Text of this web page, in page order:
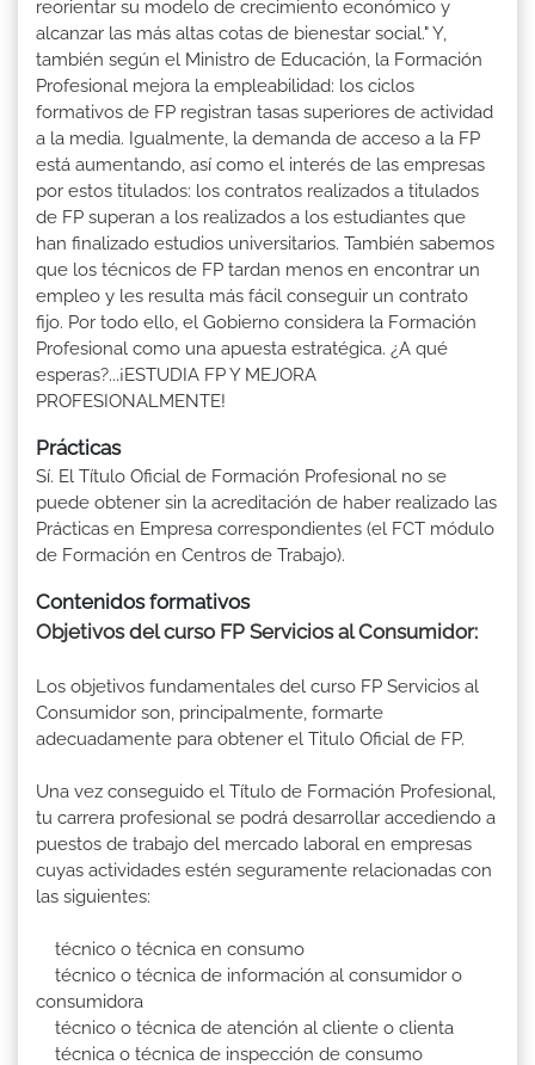
reorientar su modelo de crecimiento económico y
alcanzar las más altas cotas de bienestar social." Y,
también según el Ministro de Educación, la Formación
Profesional mejora la empleabilidad: los ciclos
formativos de FP registran tasas superiores de actividad
a la media. Igualmente, la demanda de acceso a la FP
está aumentando, así como el interés de las empresas
por estos titulados: los contratos realizados a titulados
de FP superan a los realizados a los estudiantes que
han finalizado estudios universitarios. También sabemos
que los técnicos de FP tardan menos en encontrar un
empleo y les resulta más fácil conseguir un contrato
fijo. Por todo ello, el Gobierno considera la Formación
Profesional como una apuesta estratégica. ¿A qué
esperas?...¡ESTUDIA FP Y MEJORA
PROFESIONALMENTE!
Prácticas
Sí. El Título Oficial de Formación Profesional no se
puede obtener sin la acreditación de haber realizado las
Prácticas en Empresa correspondientes (el FCT módulo
de Formación en Centros de Trabajo).
Contenidos formativos
Objetivos del curso FP Servicios al Consumidor:
Los objetivos fundamentales del curso FP Servicios al
Consumidor son, principalmente, formarte
adecuadamente para obtener el Titulo Oficial de FP.
Una vez conseguido el Título de Formación Profesional,
tu carrera profesional se podrá desarrollar accediendo a
puestos de trabajo del mercado laboral en empresas
cuyas actividades estén seguramente relacionadas con
las siguientes:
técnico o técnica en consumo
técnico o técnica de información al consumidor o
consumidora
técnico o técnica de atención al cliente o clienta
técnica o técnica de inspección de consumo